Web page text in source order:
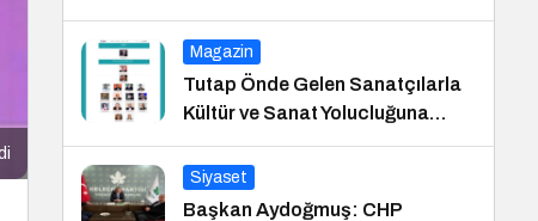
Magazin
Tutap Önde Gelen Sanatçılarla
Kültür ve Sanat Yolucluğuna
Devam Ediyor
Siyaset
Başkan Aydoğmuş: CHP